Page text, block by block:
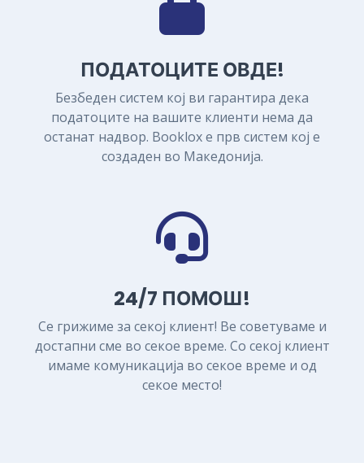
ПОДАТОЦИТЕ ОВДЕ!
Безбеден систем кој ви гарантира дека
податоците на вашите клиенти нема да
останат надвор. Booklox е прв систем кој е
создаден во Македонија.
24/7 ПОМОШ!
Се грижиме за секој клиент! Ве советуваме и
достапни сме во секое време. Со секој клиент
имаме комуникација во секое време и од
секое место!